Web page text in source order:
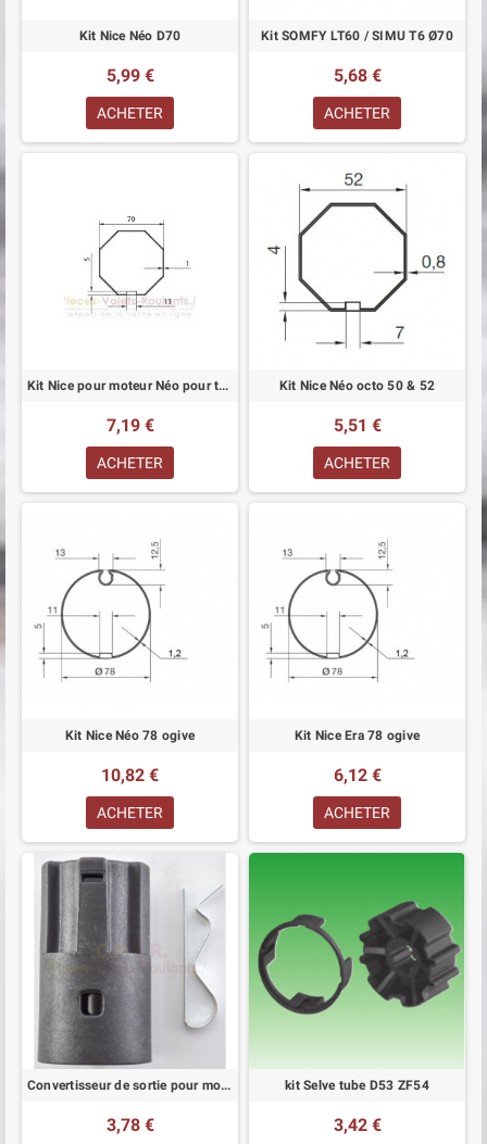
Kit Nice Néo D70
5,99 €
ACHETER
Kit SOMFY LT60 / SIMU T6 Ø70
5,68 €
ACHETER
Kit Nice pour moteur Néo pour tube octogonal 70 mm
7,19 €
ACHETER
Kit Nice Néo octo 50 & 52
5,51 €
ACHETER
Kit Nice Néo 78 ogive
10,82 €
ACHETER
Kit Nice Era 78 ogive
6,12 €
ACHETER
Convertisseur de sortie pour moteur SOMFY
3,78 €
kit Selve tube D53 ZF54
3,42 €